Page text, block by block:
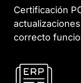
Certificación
correcto